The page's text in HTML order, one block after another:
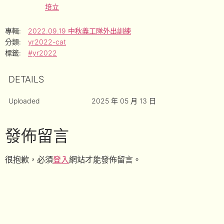
培立
專輯:
2022.09.19 中秋義工隊外出訓練
分類:
yr2022-cat
標籤:
#yr2022
DETAILS
Uploaded 2025 年 05 月 13 日
發佈留言
很抱歉，必須登入網站才能發佈留言。